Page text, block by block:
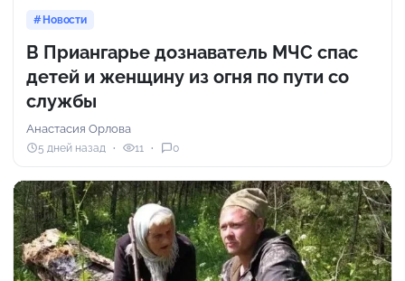
Новости
В Приангарье дознаватель МЧС спас
детей и женщину из огня по пути со
службы
Анастасия Орлова
5 дней назад 11 0